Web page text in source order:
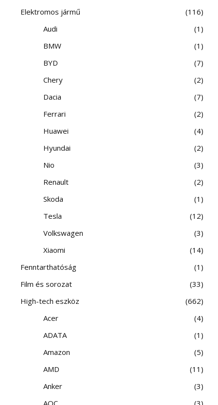
Elektromos jármű
116
Audi
1
BMW
1
BYD
7
Chery
2
Dacia
7
Ferrari
2
Huawei
4
Hyundai
2
Nio
3
Renault
2
Skoda
1
Tesla
12
Volkswagen
3
Xiaomi
14
Fenntarthatóság
1
Film és sorozat
33
High-tech eszköz
662
Acer
4
ADATA
1
Amazon
5
AMD
11
Anker
3
AOC
3